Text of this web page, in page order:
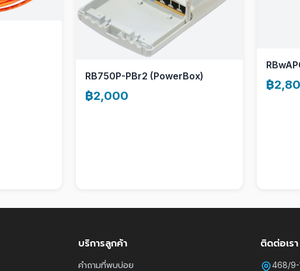
RB750P-PBr2 (PowerBox)
฿2,000
฿
บริการลูกค้า
คำถามที่พบบ่อย
ติดต่อเรา
468/9-